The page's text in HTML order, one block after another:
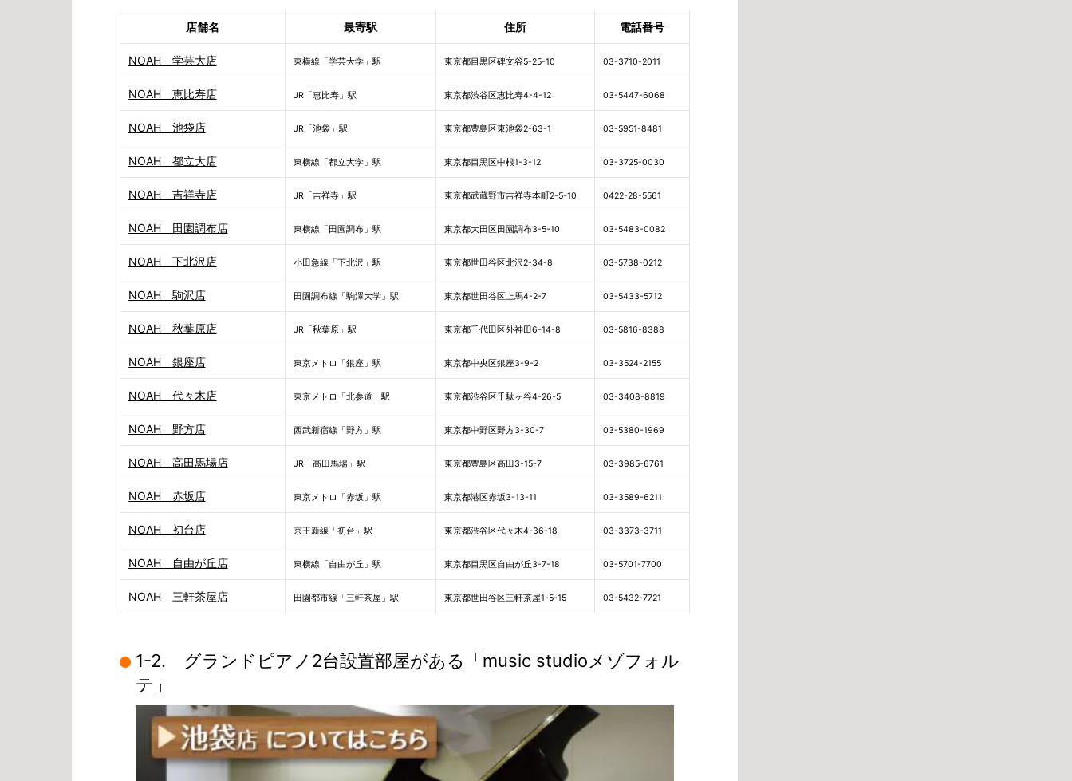
店舗名 最寄駅 住所 電話番号
NOAH 学芸大店 東横線「学芸大学」駅 東京都目黒区碑文谷5-25-10 03-3710-2011
NOAH 恵比寿店 JR「恵比寿」駅 東京都渋谷区恵比寿4-4-12 03-5447-6068
NOAH 池袋店 JR「池袋」駅 東京都豊島区東池袋2-63-1 03-5951-8481
NOAH 都立大店 東横線「都立大学」駅 東京都目黒区中根1-3-12 03-3725-0030
NOAH 吉祥寺店 JR「吉祥寺」駅 東京都武蔵野市吉祥寺本町2-5-10 0422-28-5561
NOAH 田園調布店 東横線「田園調布」駅 東京都大田区田園調布3-5-10 03-5483-0082
NOAH 下北沢店 小田急線「下北沢」駅 東京都世田谷区北沢2-34-8 03-5738-0212
NOAH 駒沢店 田園調布線「駒澤大学」駅 東京都世田谷区上馬4-2-7 03-5433-5712
NOAH 秋葉原店 JR「秋葉原」駅 東京都千代田区外神田6-14-8 03-5816-8388
NOAH 銀座店 東京メトロ「銀座」駅 東京都中央区銀座3-9-2 03-3524-2155
NOAH 代々木店 東京メトロ「北参道」駅 東京都渋谷区千駄ヶ谷4-26-5 03-3408-8819
NOAH 野方店 西武新宿線「野方」駅 東京都中野区野方3-30-7 03-5380-1969
NOAH 高田馬場店 JR「高田馬場」駅 東京都豊島区高田3-15-7 03-3985-6761
NOAH 赤坂店 東京メトロ「赤坂」駅 東京都港区赤坂3-13-11 03-3589-6211
NOAH 初台店 京王新線「初台」駅 東京都渋谷区代々木4-36-18 03-3373-3711
NOAH 自由が丘店 東横線「自由が丘」駅 東京都目黒区自由が丘3-7-18 03-5701-7700
NOAH 三軒茶屋店 田園都市線「三軒茶屋」駅 東京都世田谷区三軒茶屋1-5-15 03-5432-7721
1-2. グランドピアノ2台設置部屋がある「music studioメゾフォル
テ」